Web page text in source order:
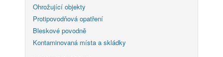
Ohrožující objekty
Protipovodňová opatření
Bleskové povodně
Kontaminovaná místa a skládky